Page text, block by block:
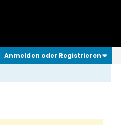
Anmelden oder Registrieren